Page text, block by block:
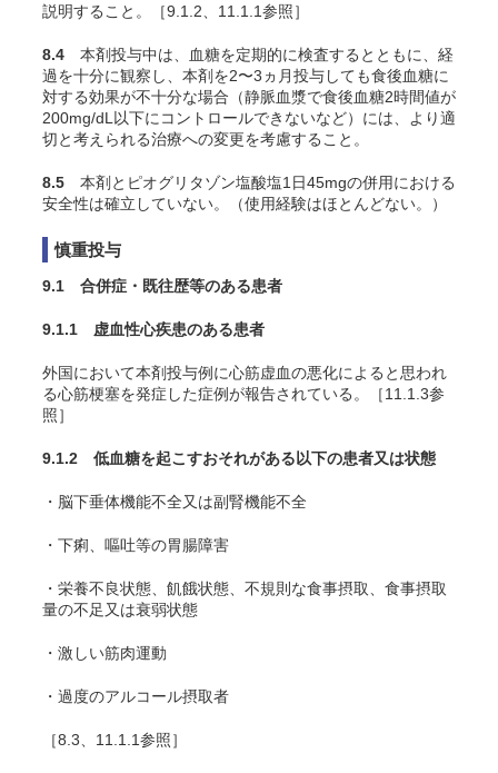
説明すること。［9.1.2、11.1.1参照］
8.4 本剤投与中は、血糖を定期的に検査するとともに、経
過を十分に観察し、本剤を2〜3ヵ月投与しても食後血糖に
対する効果が不十分な場合（静脈血漿で食後血糖2時間値が
200mg/dL以下にコントロールできないなど）には、より適
切と考えられる治療への変更を考慮すること。
8.5 本剤とピオグリタゾン塩酸塩1日45mgの併用における
安全性は確立していない。（使用経験はほとんどない。）
慎重投与
9.1 合併症・既往歴等のある患者
9.1.1 虚血性心疾患のある患者
外国において本剤投与例に心筋虚血の悪化によると思われ
る心筋梗塞を発症した症例が報告されている。［11.1.3参
照］
9.1.2 低血糖を起こすおそれがある以下の患者又は状態
・脳下垂体機能不全又は副腎機能不全
・下痢、嘔吐等の胃腸障害
・栄養不良状態、飢餓状態、不規則な食事摂取、食事摂取
量の不足又は衰弱状態
・激しい筋肉運動
・過度のアルコール摂取者
［8.3、11.1.1参照］